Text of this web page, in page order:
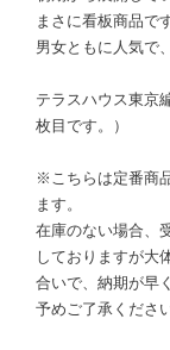
まさに看板商品です
男女ともに人気で
テラスハウス東京
枚目です。）
※こちらは定番商
ます。
在庫のない場合、
しておりますが大
合いで、納期が早
予めご了承ください